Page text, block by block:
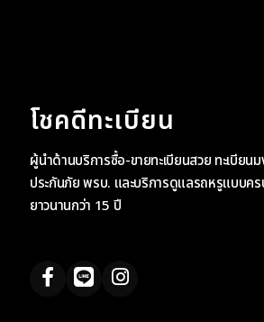
โชคดีทะเบียน
ผู้นำด้านบริการซื้อ-ขายทะเบียนสวย ทะเบียน
ประกันภัย พรบ. และบริการดูแลรถหรูแบบค
ยาวนานกว่า 15 ปี